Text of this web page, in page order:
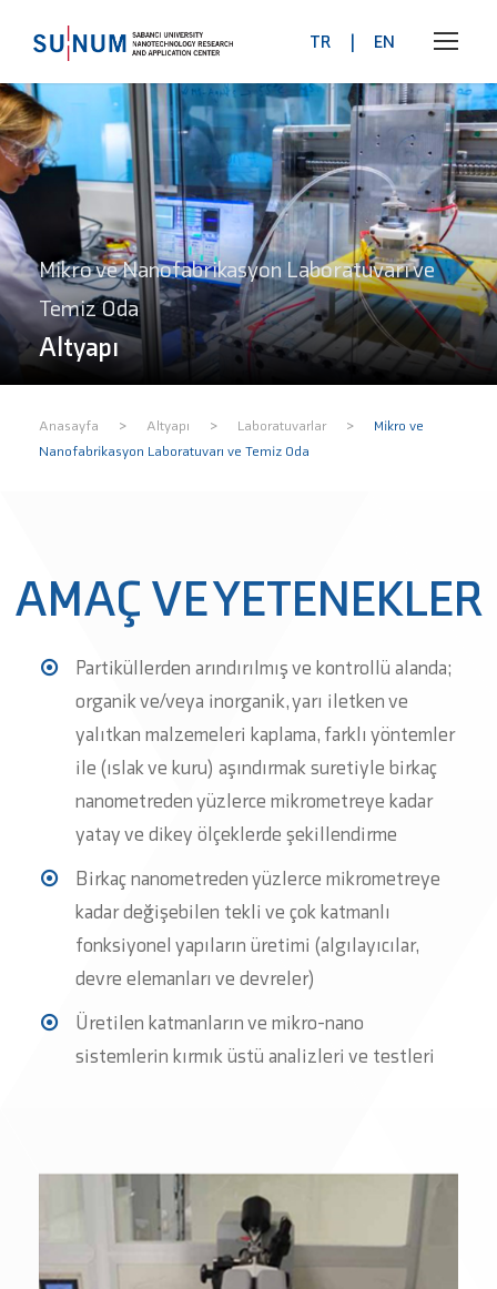
TR | EN
Mikro ve Nanofabrikasyon Laboratuvarı ve
Temiz Oda
Altyapı
Anasayfa > Altyapı > Laboratuvarlar >
Mikro ve
Nanofabrikasyon Laboratuvarı ve Temiz Oda
AMAÇ VE YETENEKLER
Partiküllerden arındırılmış ve kontrollü alanda;
organik ve/veya inorganik, yarı iletken ve
yalıtkan malzemeleri kaplama, farklı yöntemler
ile (ıslak ve kuru) aşındırmak suretiyle birkaç
nanometreden yüzlerce mikrometreye kadar
yatay ve dikey ölçeklerde şekillendirme
Birkaç nanometreden yüzlerce mikrometreye
kadar değişebilen tekli ve çok katmanlı
fonksiyonel yapıların üretimi (algılayıcılar,
devre elemanları ve devreler)
Üretilen katmanların ve mikro-nano
sistemlerin kırmık üstü analizleri ve testleri